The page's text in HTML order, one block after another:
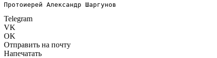
Протоиерей Александр Шаргунов
Telegram
VK
OK
Отправить на почту
Напечатать